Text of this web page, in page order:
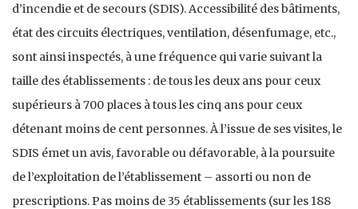
d’incendie et de secours (SDIS). Accessibilité des bâtiments,
état des circuits électriques, ventilation, désenfumage, etc.,
sont ainsi inspectés, à une fréquence qui varie suivant la
taille des établissements : de tous les deux ans pour ceux
supérieurs à 700 places à tous les cinq ans pour ceux
détenant moins de cent personnes. À l’issue de ses visites, le
SDIS émet un avis, favorable ou défavorable, à la poursuite
de l’exploitation de l’établissement – assorti ou non de
prescriptions. Pas moins de 35 établissements (sur les 188